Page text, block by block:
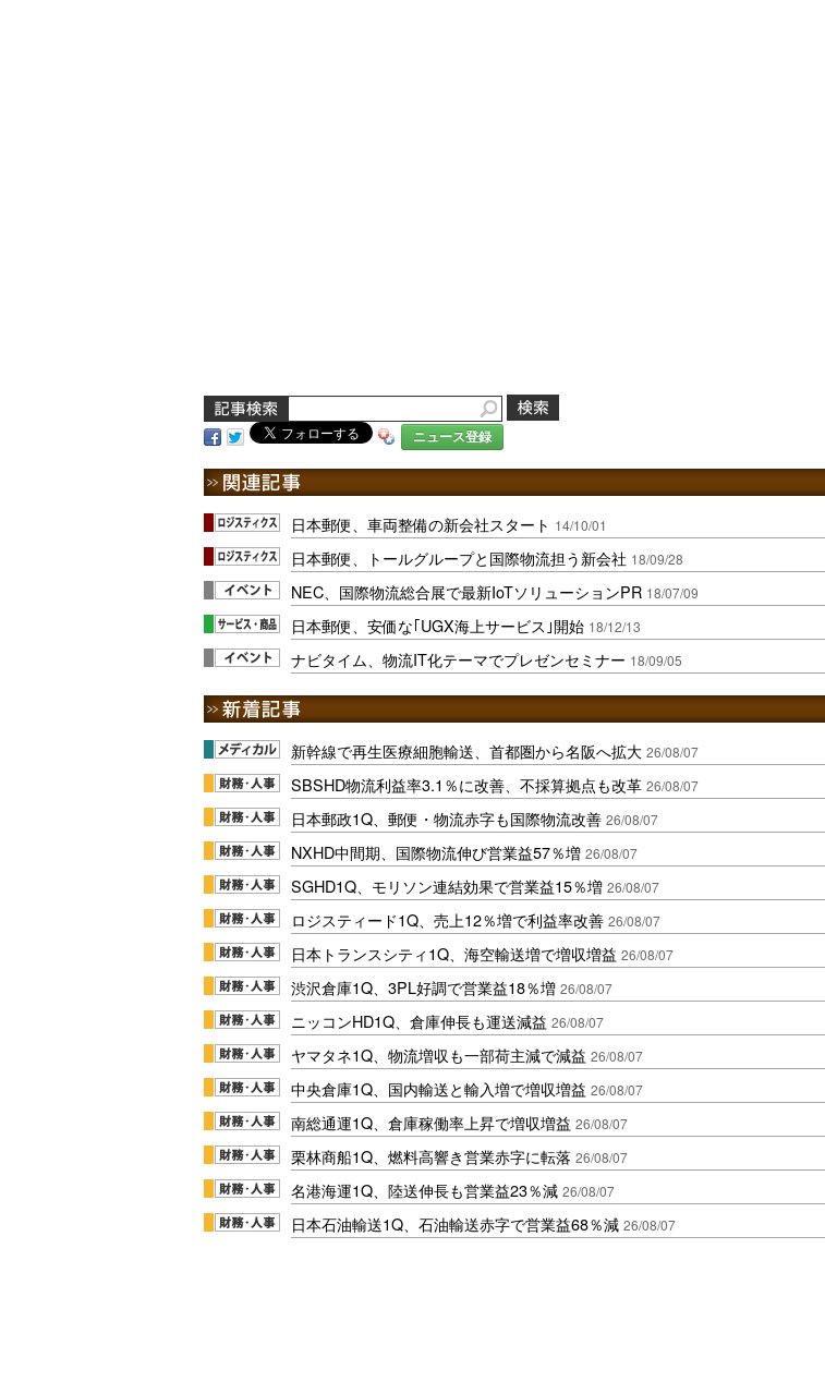
ニュース登録
日本郵便、車両整備の新会社スタート 14/10/01
日本郵便、トールグループと国際物流担う新会社 18/09/28
NEC、国際物流総合展で最新IoTソリューションPR 18/07/09
日本郵便、安価な｢UGX海上サービス｣開始 18/12/13
ナビタイム、物流IT化テーマでプレゼンセミナー 18/09/05
新幹線で再生医療細胞輸送、首都圏から名阪へ拡大 26/08/07
SBSHD物流利益率3.1％に改善、不採算拠点も改革 26/08/07
日本郵政1Q、郵便・物流赤字も国際物流改善 26/08/07
NXHD中間期、国際物流伸び営業益57％増 26/08/07
SGHD1Q、モリソン連結効果で営業益15％増 26/08/07
ロジスティード1Q、売上12％増で利益率改善 26/08/07
日本トランスシティ1Q、海空輸送増で増収増益 26/08/07
渋沢倉庫1Q、3PL好調で営業益18％増 26/08/07
ニッコンHD1Q、倉庫伸長も運送減益 26/08/07
ヤマタネ1Q、物流増収も一部荷主減で減益 26/08/07
中央倉庫1Q、国内輸送と輸入増で増収増益 26/08/07
南総通運1Q、倉庫稼働率上昇で増収増益 26/08/07
栗林商船1Q、燃料高響き営業赤字に転落 26/08/07
名港海運1Q、陸送伸長も営業益23％減 26/08/07
日本石油輸送1Q、石油輸送赤字で営業益68％減 26/08/07